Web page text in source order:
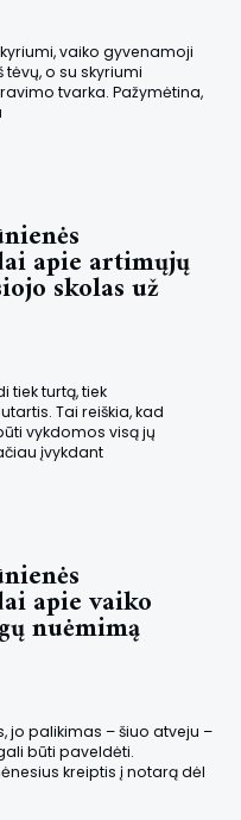
vaiko gyvenamoji
o su skyriumi
tvarka. Pažymėtina,
apie artimųjų
skolas už
tiek turtą, tiek
Tai reiškia, kad
vykdomos visą jų
įvykdant
apie vaiko
nuėmimą
jo palikimas – šiuo atveju –
būti paveldėti.
kreiptis į notarą dėl